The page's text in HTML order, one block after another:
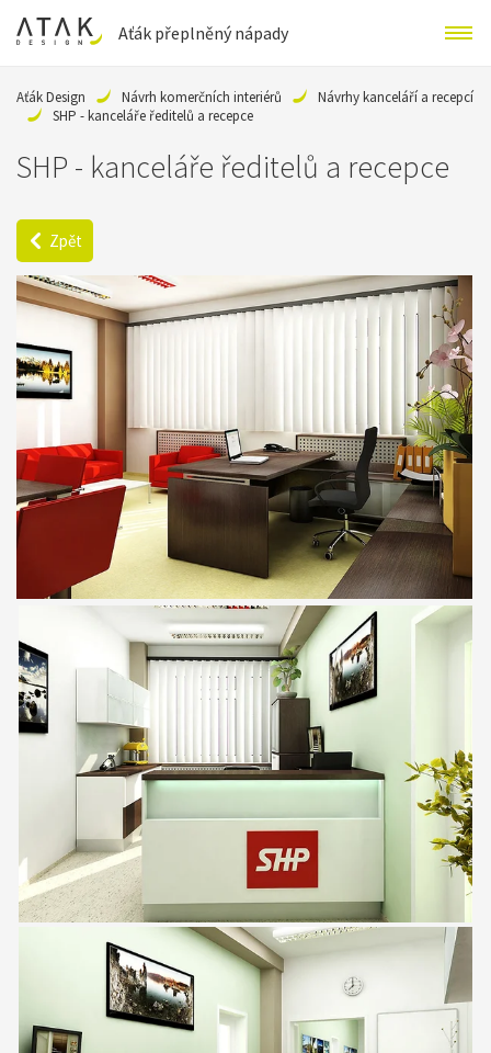
Aťák přeplněný nápady
Aťák Design Návrh komerčních interiérů
Návrhy kanceláří a recepcí
SHP - kanceláře ředitelů a recepce
SHP - kanceláře ředitelů a recepce
Zpět